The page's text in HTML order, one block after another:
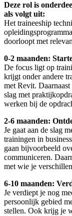
Deze rol is
als volgt uit:
Het traineeship
doorloopt met
0-2 maanden:
De focus ligt op
krijgt onder andere
met Revit.
slag met
werken bij de
2-6 maanden:
Je gaat aan de slag
trainingen in
gaan bijvoorbeeld
communiceren.
met wie je
6-10 maanden:
Je verdiept je nog
persoonlijk gebied
stellen. Ook krijg je